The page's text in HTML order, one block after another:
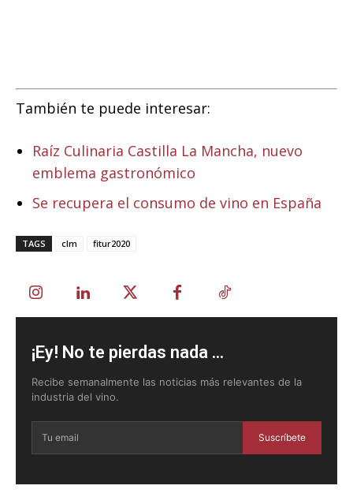
También te puede interesar:
Raíz Culinaria Castilla La Mancha, nuevo
emblema gastronómico
Se recupera el consumo de vino en España
TAGS clm fitur2020
¡Ey! No te pierdas nada ...
Recibe semanalmente las noticias más relevantes de la
industria del vino.
Suscríbete